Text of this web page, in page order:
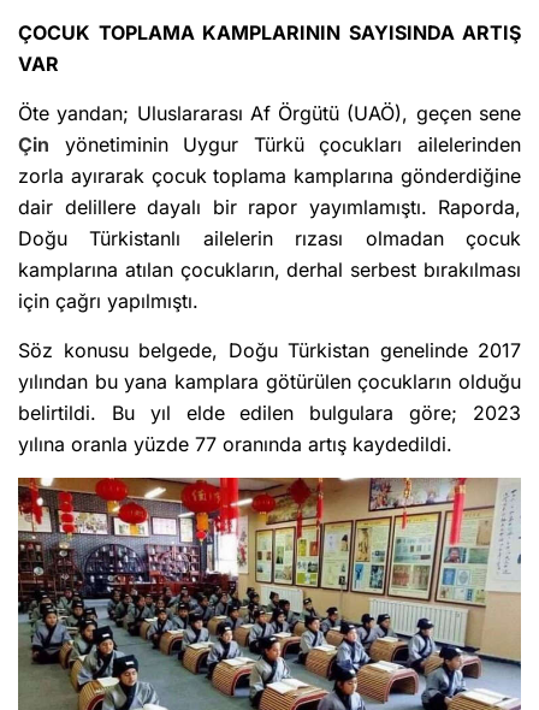
ÇOCUK TOPLAMA KAMPLARININ SAYISINDA ARTIŞ
VAR
Öte yandan; Uluslararası Af Örgütü (UAÖ), geçen sene
Çin yönetiminin Uygur Türkü çocukları ailelerinden
zorla ayırarak çocuk toplama kamplarına gönderdiğine
dair delillere dayalı bir rapor yayımlamıştı. Raporda,
Doğu Türkistanlı ailelerin rızası olmadan çocuk
kamplarına atılan çocukların, derhal serbest bırakılması
için çağrı yapılmıştı.
Söz konusu belgede, Doğu Türkistan genelinde 2017
yılından bu yana kamplara götürülen çocukların olduğu
belirtildi. Bu yıl elde edilen bulgulara göre; 2023
yılına oranla yüzde 77 oranında artış kaydedildi.